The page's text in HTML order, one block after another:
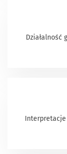
Działalność